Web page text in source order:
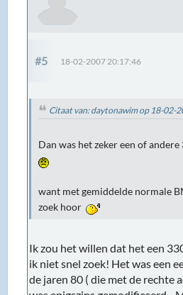
#5 18-02-2007 20:17:46
Citaat van: daytonawim op 18-02-
Dan was het zeker een of
want met gemiddelde normale
zoek hoor
Ik zou het willen dat het een
ik niet snel zoek! Het was een
de jaren 80 ( die met de rechte